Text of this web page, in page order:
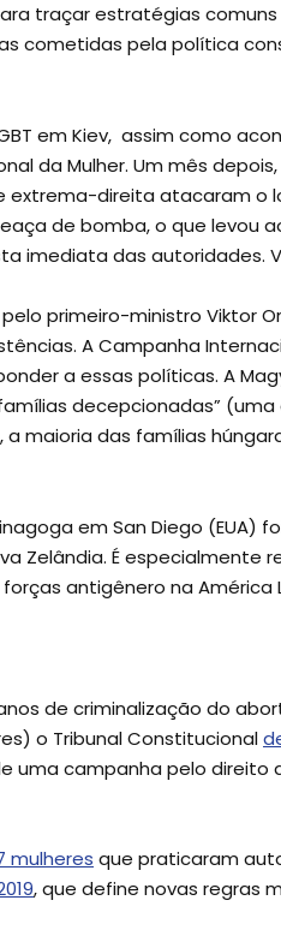
traçar estratégias
cometidas pela política
em Kiev, assim como
da Mulher. Um mês
extrema-direita atacaram
de bomba, o que levou
imediata das autoridades.
primeiro-ministro Viktor
A Campanha
a essas políticas. A
decepcionadas”
a maioria das famílias
em San Diego (EUA)
Zelândia. É especialmente
antigênero na
de criminalização do
o Tribunal Constitucional
uma campanha pelo
mulheres que praticaram
, que define novas regras